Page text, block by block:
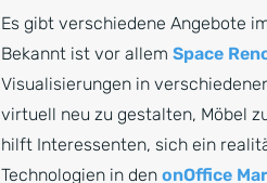
Es gibt verschiedene Angebote
Bekannt ist vor allem Space
Visualisierungen in
virtuell neu zu gestalten, Möbel
hilft Interessenten, sich ein
Technologien in den onOffice